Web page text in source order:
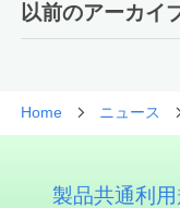
以前のアーカイ
Home ニュース
製品共通利